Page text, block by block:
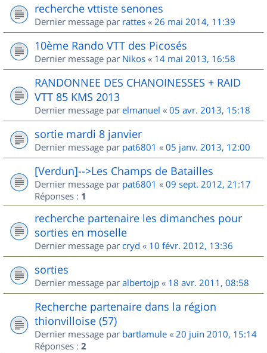
recherche vttiste senones
Dernier message par rattes « 26 mai 2014, 11:39
10ème Rando VTT des Picosés
Dernier message par Nikos « 14 mai 2013, 16:58
RANDONNEE DES CHANOINESSES + RAID
VTT 85 KMS 2013
Dernier message par elmanuel « 05 avr. 2013, 15:18
sortie mardi 8 janvier
Dernier message par pat6801 « 05 janv. 2013, 12:00
[Verdun]-->Les Champs de Batailles
Dernier message par pat6801 « 09 sept. 2012, 21:17
Réponses : 1
recherche partenaire les dimanches pour
sorties en moselle
Dernier message par cryd « 10 févr. 2012, 13:36
sorties
Dernier message par albertojp « 18 avr. 2011, 08:58
Recherche partenaire dans la région
thionvilloise (57)
Dernier message par bartlamule « 20 juin 2010, 15:14
Réponses : 2